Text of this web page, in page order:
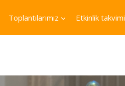
Toplantılarımız Etkinlik takvimi